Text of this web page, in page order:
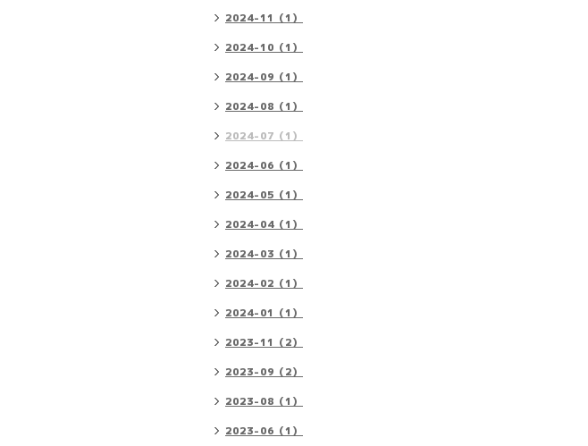
2024-11（1）
2024-10（1）
2024-09（1）
2024-08（1）
2024-07（1）
2024-06（1）
2024-05（1）
2024-04（1）
2024-03（1）
2024-02（1）
2024-01（1）
2023-11（2）
2023-09（2）
2023-08（1）
2023-06（1）